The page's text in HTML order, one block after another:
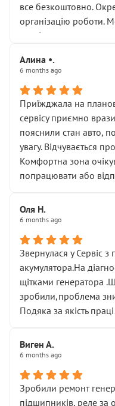
все безкоштовно.
організацію роботи.
сервіс.
Алина •.
6 months ago
Приїжджала на
сервісу приємно
пояснили стан авто,
увагу. Відчувається
Комфортна зона
попрацювати або
Оля Н.
6 months ago
Звернулася у Сервіс
акумулятора.На
щітками генератора
зробили,проблема
Подяка за якість
Виген А.
6 months ago
Зробили ремонт
підшипників, реле за